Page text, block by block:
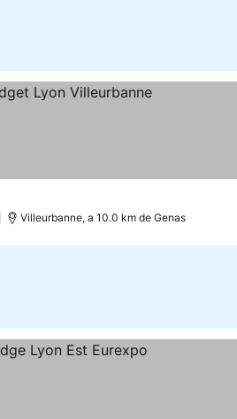
Villeurbanne, a 10.0 km de Genas